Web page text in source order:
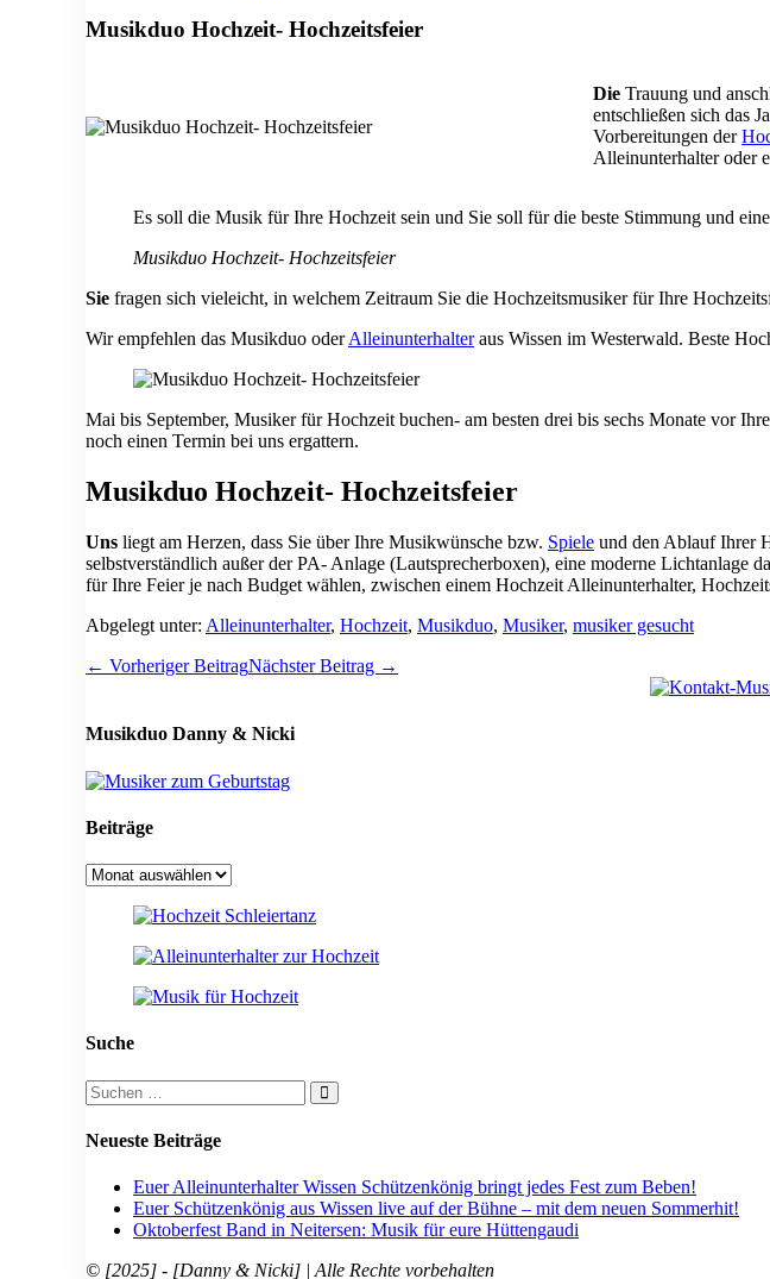
Musikduo Hochzeit- Hochzeitsfeier
Die Trauung und
entschließen sich das
Vorbereitungen der
Alleinunterhalter oder
Es soll die Musik für Ihre Hochzeit sein und Sie soll für die beste Stimmung und
Musikduo Hochzeit- Hochzeitsfeier
Sie fragen sich vieleicht, in welchem Zeitraum Sie die Hochzeitsmusiker für Ihre
Wir empfehlen das Musikduo oderAlleinunterhalteraus Wissen im Westerwald. Beste
Mai bis September, Musiker für Hochzeit buchen- am besten drei bis sechs Monate vor
noch einen Termin bei uns ergattern.
Musikduo Hochzeit- Hochzeitsfeier
Uns liegt am Herzen, dass Sie über Ihre Musikwünsche bzw. Spiele und den Ablauf Ihrer
selbstverständlich außer der PA- Anlage (Lautsprecherboxen), eine moderne
für Ihre Feier je nach Budget wählen, zwischen einem Hochzeit Alleinunterhalter,
Abgelegt unter: Alleinunterhalter, Hochzeit, Musikduo, Musiker, musiker gesucht
Beitragsnavigation
← Vorheriger BeitragNächster Beitrag →
Musikduo Danny & Nicki
Beiträge
Beiträge
Suche
Suchen
nach:
Neueste Beiträge
Euer Alleinunterhalter Wissen Schützenkönig bringt jedes Fest zum Beben!
Euer Schützenkönig aus Wissen live auf der Bühne – mit dem neuen Sommerhit!
Oktoberfest Band in Neitersen: Musik für eure Hüttengaudi
© [2025] - [Danny & Nicki] | Alle Rechte vorbehalten